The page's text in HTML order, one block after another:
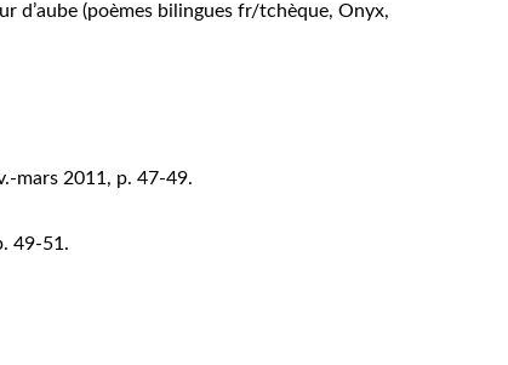
d’aube (poèmes bilingues fr/tchèque, Onyx,
mars 2011, p. 47-49.
49-51.